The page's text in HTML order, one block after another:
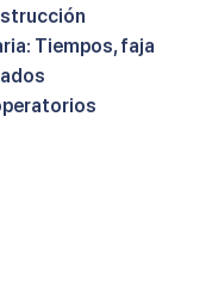
Tiempos, faja